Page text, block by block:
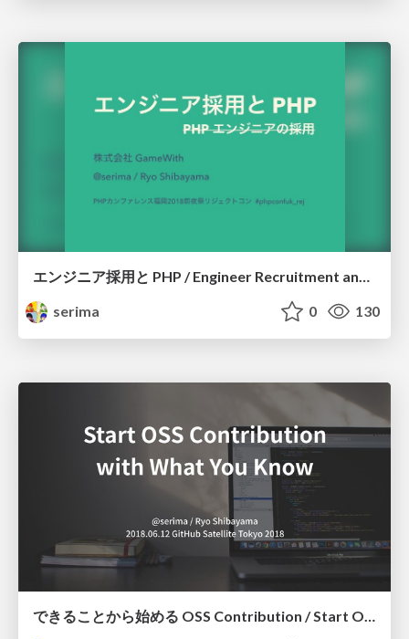
serima
0 130
できることから始める OSS Contribution / Start OSS Contribution With What You Know